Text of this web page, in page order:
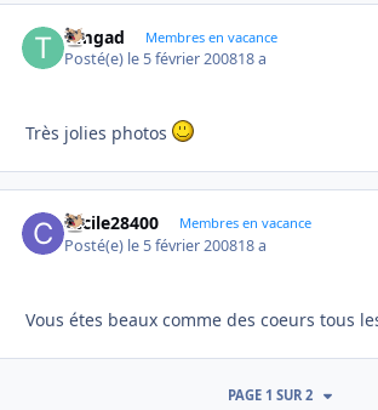
timgad Membres en vacance
Posté(e) le 5 février 200818 a
Très jolies photos
cecile28400 Membres en vacance
Posté(e) le 5 février 200818 a
Vous étes beaux comme des coeurs tous
PAGE 1 SUR 2